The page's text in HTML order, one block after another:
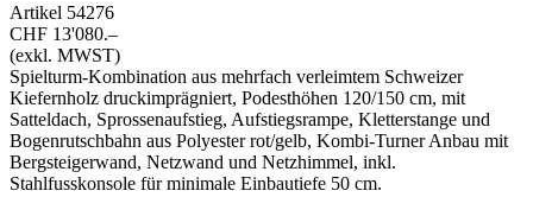
Artikel 54276
CHF 13'080.–
(exkl. MWST)
Spielturm-Kombination aus mehrfach verleimtem Schweizer
Kiefernholz druckimprägniert, Podesthöhen 120/150 cm, mit
Satteldach, Sprossenaufstieg, Aufstiegsrampe, Kletterstange und
Bogenrutschbahn aus Polyester rot/gelb, Kombi-Turner Anbau mit
Bergsteigerwand, Netzwand und Netzhimmel, inkl.
Stahlfusskonsole für minimale Einbautiefe 50 cm.